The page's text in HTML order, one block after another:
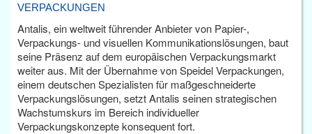
VERPACKUNGEN
Antalis, ein weltweit führender Anbieter von Papier-,
Verpackungs- und visuellen Kommunikationslösungen, baut
seine Präsenz auf dem europäischen Verpackungsmarkt
weiter aus. Mit der Übernahme von Speidel Verpackungen,
einem deutschen Spezialisten für maßgeschneiderte
Verpackungslösungen, setzt Antalis seinen strategischen
Wachstumskurs im Bereich individueller
Verpackungskonzepte konsequent fort.